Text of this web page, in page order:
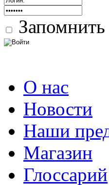
О нас
Новости
Наши
Магазин
Глоссарий